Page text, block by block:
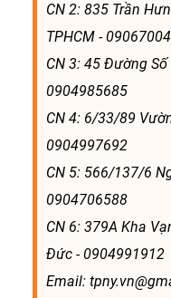
CN 2: 835 Trần
TPHCM -
CN 3: 45 Đường Số
0904985685
CN 4: 6/33/89
0904997692
CN 5: 566/137/6
0904706588
CN 6: 379A Kha
Đức - 0904991912
Email: